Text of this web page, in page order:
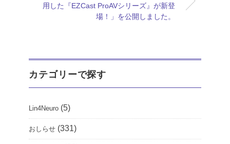
用した『EZCast ProAVシリーズ』が新登
場！」を公開しました。
カテゴリーで探す
Lin4Neuro (5)
おしらせ (331)